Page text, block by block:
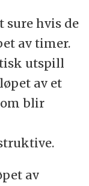
hvis de
av timer.
utspill
av et
blir
av